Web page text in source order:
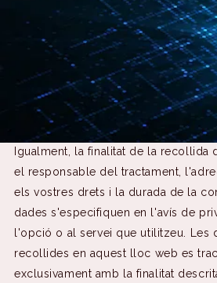
Recollida i tractament de dades
En aquest lloc web no es recull
el vostre consentiment, ni se
dades que se sol·liciten als usuaris
necessàries i imprescindibles per
resposta o una prestació de servei
Igualment, la finalitat de la recollida
el responsable del tractament,
els vostres drets i la durada de la
dades s'especifiquen en l'avís de
l'opció o al servei que utilitzeu. Les
recollides en aquest lloc web es
exclusivament amb la finalitat